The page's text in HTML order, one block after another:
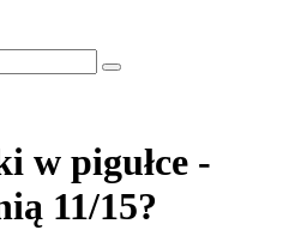
w pigułce -
11/15?